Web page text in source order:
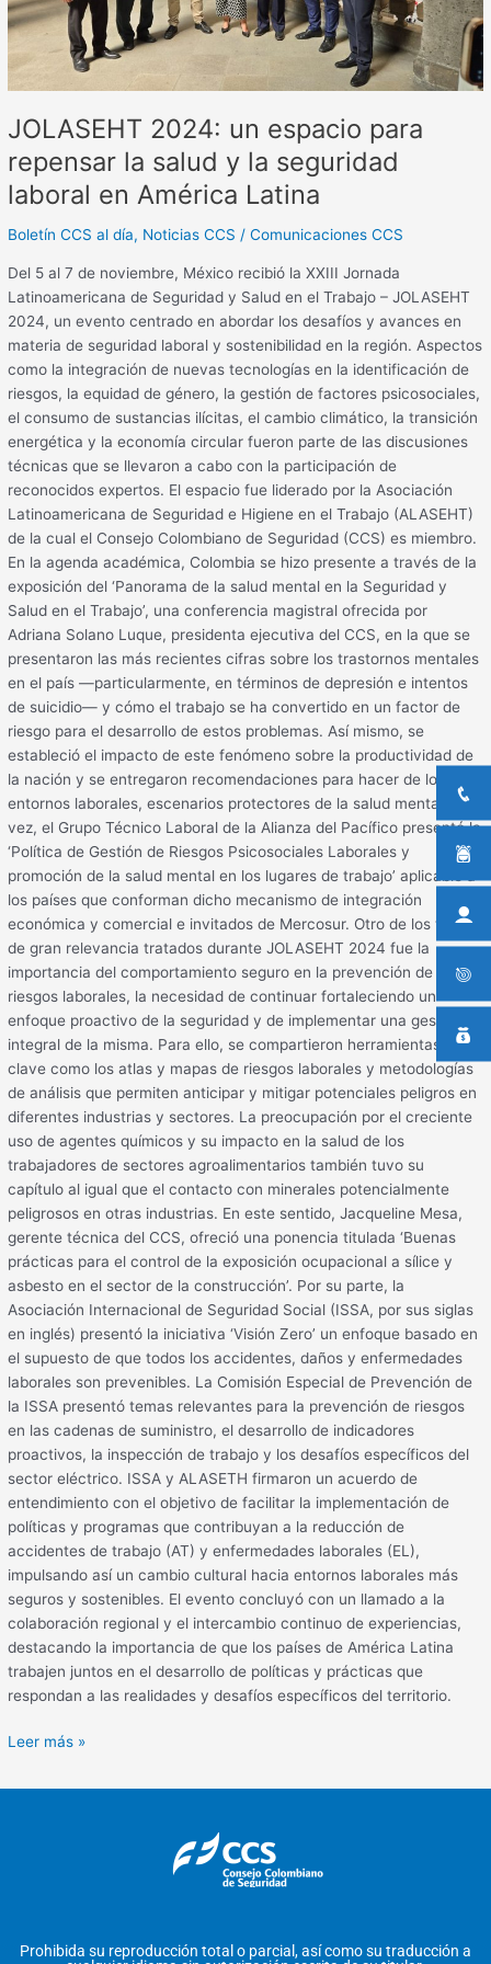
JOLASEHT 2024: un espacio para
repensar la salud y la seguridad
laboral en América Latina
Boletín CCS al día, Noticias CCS /Comunicaciones CCS
Del 5 al 7 de noviembre, México recibió la XXIII Jornada
Latinoamericana de Seguridad y Salud en el Trabajo – JOLASEHT
2024, un evento centrado en abordar los desafíos y avances en
materia de seguridad laboral y sostenibilidad en la región. Aspectos
como la integración de nuevas tecnologías en la identificación de
riesgos, la equidad de género, la gestión de factores psicosociales,
el consumo de sustancias ilícitas, el cambio climático, la transición
energética y la economía circular fueron parte de las discusiones
técnicas que se llevaron a cabo con la participación de
reconocidos expertos. El espacio fue liderado por la Asociación
Latinoamericana de Seguridad e Higiene en el Trabajo (ALASEHT)
de la cual el Consejo Colombiano de Seguridad (CCS) es miembro.
En la agenda académica, Colombia se hizo presente a través de la
exposición del ‘Panorama de la salud mental en la Seguridad y
Salud en el Trabajo’, una conferencia magistral ofrecida por
Adriana Solano Luque, presidenta ejecutiva del CCS, en la que se
presentaron las más recientes cifras sobre los trastornos mentales
en el país —particularmente, en términos de depresión e intentos
de suicidio— y cómo el trabajo se ha convertido en un factor de
riesgo para el desarrollo de estos problemas. Así mismo, se
estableció el impacto de este fenómeno sobre la productividad de
la nación y se entregaron recomendaciones para hacer de los
entornos laborales, escenarios protectores de la salud mental. A su
vez, el Grupo Técnico Laboral de la Alianza del Pacífico presentó la
‘Política de Gestión de Riesgos Psicosociales Laborales y
promoción de la salud mental en los lugares de trabajo’ aplicable a
los países que conforman dicho mecanismo de integración
económica y comercial e invitados de Mercosur. Otro de los temas
de gran relevancia tratados durante JOLASEHT 2024 fue la
importancia del comportamiento seguro en la prevención de
riesgos laborales, la necesidad de continuar fortaleciendo un
enfoque proactivo de la seguridad y de implementar una gestión
integral de la misma. Para ello, se compartieron herramientas
clave como los atlas y mapas de riesgos laborales y metodologías
de análisis que permiten anticipar y mitigar potenciales peligros en
diferentes industrias y sectores. La preocupación por el creciente
uso de agentes químicos y su impacto en la salud de los
trabajadores de sectores agroalimentarios también tuvo su
capítulo al igual que el contacto con minerales potencialmente
peligrosos en otras industrias. En este sentido, Jacqueline Mesa,
gerente técnica del CCS, ofreció una ponencia titulada ‘Buenas
prácticas para el control de la exposición ocupacional a sílice y
asbesto en el sector de la construcción’. Por su parte, la
Asociación Internacional de Seguridad Social (ISSA, por sus siglas
en inglés) presentó la iniciativa ‘Visión Zero’ un enfoque basado en
el supuesto de que todos los accidentes, daños y enfermedades
laborales son prevenibles. La Comisión Especial de Prevención de
la ISSA presentó temas relevantes para la prevención de riesgos
en las cadenas de suministro, el desarrollo de indicadores
proactivos, la inspección de trabajo y los desafíos específicos del
sector eléctrico. ISSA y ALASETH firmaron un acuerdo de
entendimiento con el objetivo de facilitar la implementación de
políticas y programas que contribuyan a la reducción de
accidentes de trabajo (AT) y enfermedades laborales (EL),
impulsando así un cambio cultural hacia entornos laborales más
seguros y sostenibles. El evento concluyó con un llamado a la
colaboración regional y el intercambio continuo de experiencias,
destacando la importancia de que los países de América Latina
trabajen juntos en el desarrollo de políticas y prácticas que
respondan a las realidades y desafíos específicos del territorio.
y
la
seguridad
en
Latina
Leer más »
Prohibida su reproducción total o parcial, así como su traducción a